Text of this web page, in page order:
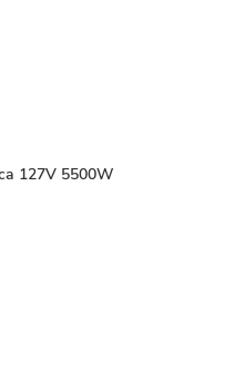
127V 5500W